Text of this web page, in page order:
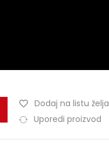
Dodaj na listu želja
Uporedi proizvod